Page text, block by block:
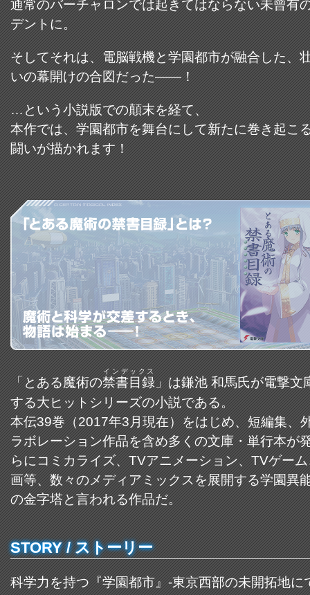
通常のバーチャロンでは起きてはならない未曾有
デントに。
そしてそれは、電脳戦機と学園都市が融合した、
いの幕開けの合図だった——！
…という小説版での顛末を経て、
本作では、学園都市を舞台にして新たに巻き起こ
闘いが描かれます！
「とある魔術の禁書目録
インデックス
」は鎌池 和馬氏が電撃文
する大ヒットシリーズの小説である。
本伝39巻（2017年3月現在）をはじめ、短編集、
ラボレーション作品を含め多くの文庫・単行本が
らにコミカライズ、TVアニメーション、TVゲー
画等、数々のメディアミックスを展開する学園異
の金字塔と言われる作品だ。
STORY / ストーリー
科学力を持つ『学園都市』-東京西部の未開拓地に